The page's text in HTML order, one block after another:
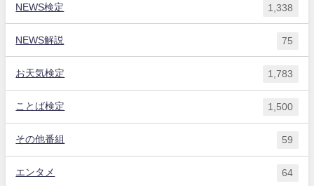
NEWS検定 1,338
NEWS解説 75
お天気検定 1,783
ことば検定 1,500
その他番組 59
エンタメ 64